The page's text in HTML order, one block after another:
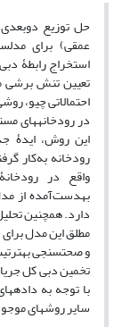
حل توزیع
عمقی) برای
استخراج رابطۀ
تعیین تنش برشی
احتمالاتی چیو،
در رودخانه‏‏های
این روش، ایدۀ
رودخانه به‌کار
واقع در
به‏دست‌آمده از
دارد. همچنین
مطلق این مدل
با توجه به
سایر روش‏های